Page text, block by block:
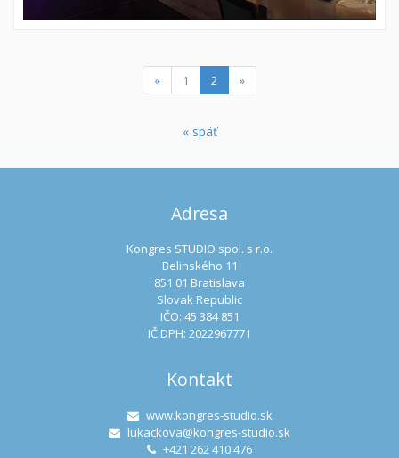
« 1 2 (current)
»
« späť
Adresa
Kongres STUDIO spol. s r.o.
Belinského 11
851 01 Bratislava
Slovak Republic
IČO: 45 384 851
IČ DPH: 2022967771
Kontakt
www.kongres-studio.sk
lukackova@kongres-studio.sk
+421 262 410 476